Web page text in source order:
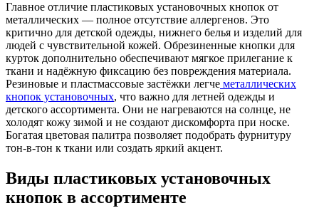
Главное отличие пластиковых установочных кнопок от
металлических — полное отсутствие аллергенов. Это
критично для детской одежды, нижнего белья и изделий для
людей с чувствительной кожей. Обрезиненные кнопки для
курток дополнительно обеспечивают мягкое прилегание к
ткани и надёжную фиксацию без повреждения материала.
Резиновые и пластмассовые застёжки легче металлических
кнопок установочных, что важно для летней одежды и
детского ассортимента. Они не нагреваются на солнце, не
холодят кожу зимой и не создают дискомфорта при носке.
Богатая цветовая палитра позволяет подобрать фурнитуру
тон-в-тон к ткани или создать яркий акцент.
Виды пластиковых установочных
кнопок в ассортименте